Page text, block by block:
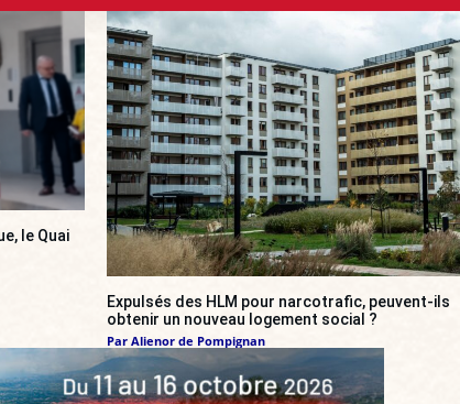
le Quai
Expulsés des HLM pour narcotrafic, peuvent-ils
obtenir un nouveau logement social ?
Par Alienor de Pompignan